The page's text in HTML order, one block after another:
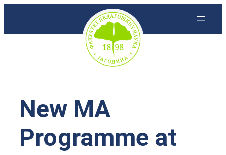
New MA
Programme at